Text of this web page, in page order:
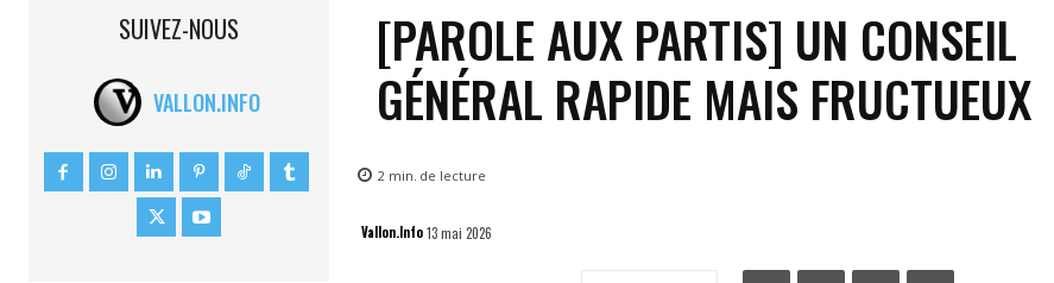
SUIVEZ-NOUS
VALLON.INFO
[PAROLE AUX PARTIS] UN CONSEIL
GÉNÉRAL RAPIDE MAIS FRUCTUEUX
2 min. de lecture
Vallon.Info13 mai 2026